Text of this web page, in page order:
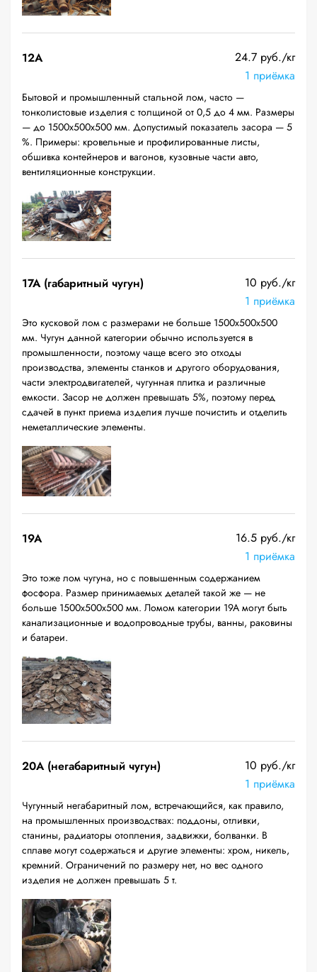
12A
24.7 руб./кг
1 приёмка
Бытовой и промышленный стальной лом, часто —
тонколистовые изделия с толщиной от 0,5 до 4 мм. Размеры
— до 1500х500х500 мм. Допустимый показатель засора — 5
%. Примеры: кровельные и профилированные листы,
обшивка контейнеров и вагонов, кузовные части авто,
вентиляционные конструкции.
17А (габаритный чугун)
10 руб./кг
1 приёмка
Это кусковой лом с размерами не больше 1500х500х500
мм. Чугун данной категории обычно используется в
промышленности, поэтому чаще всего это отходы
производства, элементы станков и другого оборудования,
части электродвигателей, чугунная плитка и различные
емкости. Засор не должен превышать 5%, поэтому перед
сдачей в пункт приема изделия лучше почистить и отделить
неметаллические элементы.
19A
16.5 руб./кг
1 приёмка
Это тоже лом чугуна, но с повышенным содержанием
фосфора. Размер принимаемых деталей такой же — не
больше 1500х500х500 мм. Ломом категории 19А могут быть
канализационные и водопроводные трубы, ванны, раковины
и батареи.
20A (негабаритный чугун)
10 руб./кг
1 приёмка
Чугунный негабаритный лом, встречающийся, как правило,
на промышленных производствах: поддоны, отливки,
станины, радиаторы отопления, задвижки, болванки. В
сплаве могут содержаться и другие элементы: хром, никель,
кремний. Ограничений по размеру нет, но вес одного
изделия не должен превышать 5 т.